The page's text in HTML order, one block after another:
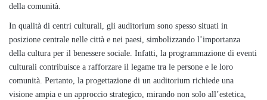
della comunità.
In qualità di centri culturali, gli auditorium sono spesso situati in
posizione centrale nelle città e nei paesi, simbolizzando l’importanza
della cultura per il benessere sociale. Infatti, la programmazione di eventi
culturali contribuisce a rafforzare il legame tra le persone e le loro
comunità. Pertanto, la progettazione di un auditorium richiede una
visione ampia e un approccio strategico, mirando non solo all’estetica,